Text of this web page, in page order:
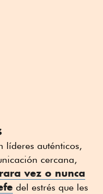
líderes auténticos,
cercana,
rara vez o nunca
del estrés que les